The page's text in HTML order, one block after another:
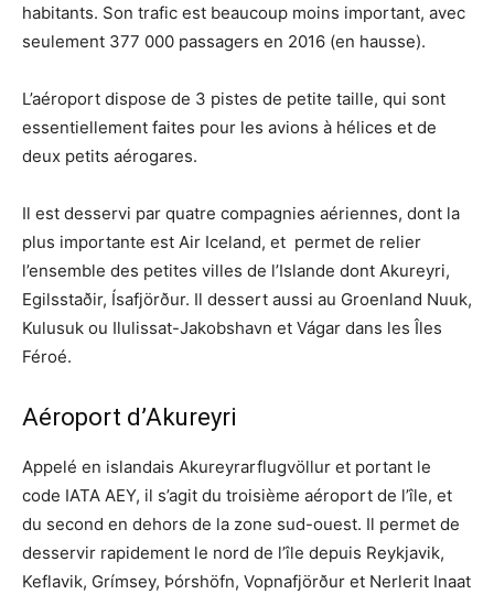
habitants. Son trafic est beaucoup moins important, avec
seulement 377 000 passagers en 2016 (en hausse).
L’aéroport dispose de 3 pistes de petite taille, qui sont
essentiellement faites pour les avions à hélices et de
deux petits aérogares.
Il est desservi par quatre compagnies aériennes, dont la
plus importante est Air Iceland, et permet de relier
l’ensemble des petites villes de l’Islande dont Akureyri,
Egilsstaðir, Ísafjörður. Il dessert aussi au Groenland Nuuk,
Kulusuk ou Ilulissat-Jakobshavn et Vágar dans les Îles
Féroé.
Aéroport d’Akureyri
Appelé en islandais Akureyrarflugvöllur et portant le
code IATA AEY, il s’agit du troisième aéroport de l’île, et
du second en dehors de la zone sud-ouest. Il permet de
desservir rapidement le nord de l’île depuis Reykjavik,
Keflavik, Grímsey, Þórshöfn, Vopnafjörður et Nerlerit Inaat